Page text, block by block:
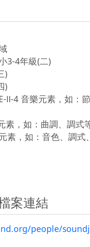
3-4年級(二)
)
)
Ⅱ-4 音樂元素，如：節
，如：曲調、調式等
素，如：音色、調式
案連結
people/